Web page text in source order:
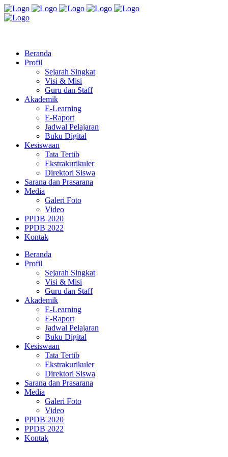
Beranda
Profil
Sejarah Singkat
Visi & Misi
Guru dan Staff
Akademik
E-Learning
E-Raport
Jadwal Pelajaran
Buku Digital
Kesiswaan
Tata Tertib
Ekstrakurikuler
Direktori Siswa
Sarana dan Prasarana
Media
Galeri Foto
Video
PPDB 2020
PPDB 2022
Kontak
Beranda
Profil
Sejarah Singkat
Visi & Misi
Guru dan Staff
Akademik
E-Learning
E-Raport
Jadwal Pelajaran
Buku Digital
Kesiswaan
Tata Tertib
Ekstrakurikuler
Direktori Siswa
Sarana dan Prasarana
Media
Galeri Foto
Video
PPDB 2020
PPDB 2022
Kontak